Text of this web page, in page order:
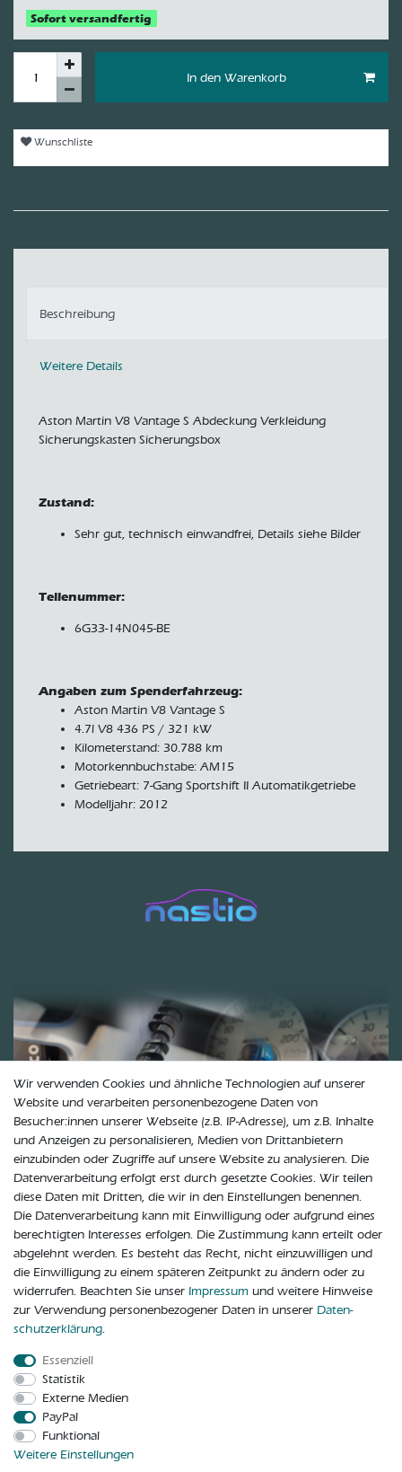
Sofort versandfertig
In den Warenkorb
Wunschliste
Beschreibung
Weitere Details
Aston Martin V8 Vantage S Abdeckung Verkleidung
Sicherungskasten Sicherungsbox
Zustand:
Sehr gut, technisch einwandfrei, Details siehe Bilder
Teilenummer:
6G33-14N045-BE
Angaben zum Spenderfahrzeug:
Aston Martin V8 Vantage S
4.7l V8 436 PS / 321 kW
Kilometerstand: 30.788 km
Motorkennbuchstabe: AM15
Getriebeart: 7-Gang Sportshift II Automatikgetriebe
Modelljahr: 2012
Zuletzt angesehen
Aston Martin V8 Vantage S Abdeckung
Verkleidung Sicherungskasten Sicherungsbox
Wir verwenden Cookies und ähnliche Technologien auf unserer
Website und verarbeiten personenbezogene Daten von
Besucher:innen unserer Webseite (z.B. IP-Adresse), um z.B. Inhalte
und Anzeigen zu personalisieren, Medien von Drittanbietern
einzubinden oder Zugriffe auf unsere Website zu analysieren. Die
Datenverarbeitung erfolgt erst durch gesetzte Cookies. Wir teilen
diese Daten mit Dritten, die wir in den Einstellungen benennen.
Die Datenverarbeitung kann mit Einwilligung oder aufgrund eines
berechtigten Interesses erfolgen. Die Zustimmung kann erteilt oder
abgelehnt werden. Es besteht das Recht, nicht einzuwilligen und
die Einwilligung zu einem späteren Zeitpunkt zu ändern oder zu
widerrufen. Beachten Sie unser Impressum und weitere Hinweise
zur Verwendung personenbezogener Daten in unserer Daten­
schutz­erklärung.
Essenziell
Statistik
Externe Medien
PayPal
Funktional
Weitere Einstellungen